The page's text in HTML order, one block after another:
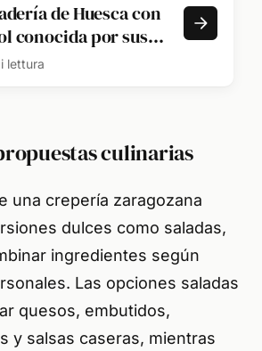
de Huesca con
conocida por sus
lettura
culinarias
una crepería zaragozana
dulces como saladas,
ingredientes según
Las opciones saladas
quesos, embutidos,
y salsas caseras, mientras